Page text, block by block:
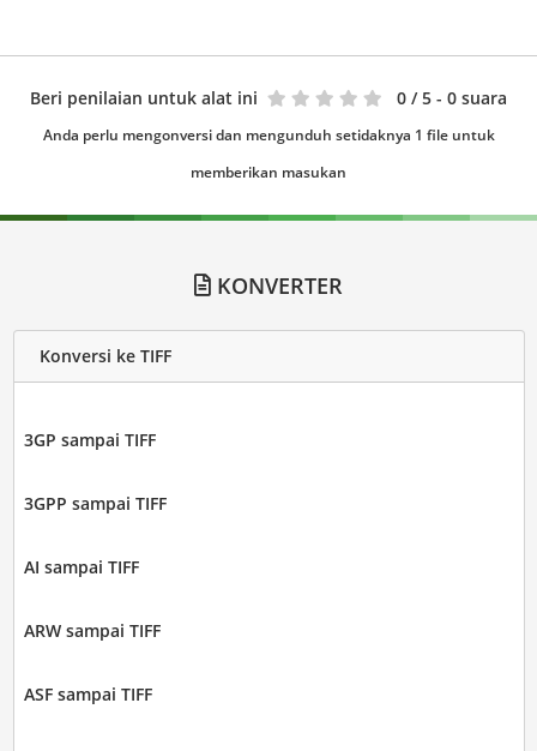
Beri penilaian untuk alat ini 0 / 5 - 0 suara
Anda perlu mengonversi dan mengunduh setidaknya 1 file untuk
memberikan masukan
KONVERTER
Konversi ke TIFF
3GP sampai TIFF
3GPP sampai TIFF
AI sampai TIFF
ARW sampai TIFF
ASF sampai TIFF